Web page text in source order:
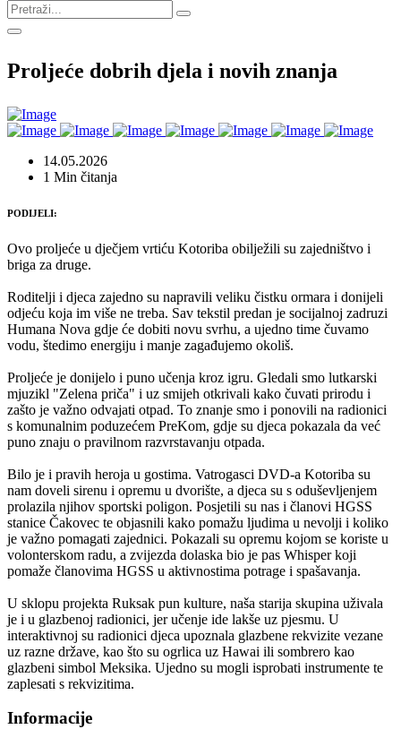
Proljeće dobrih djela i novih znanja
14.05.2026
1 Min čitanja
PODIJELI:
Ovo proljeće u dječjem vrtiću Kotoriba obilježili su zajedništvo i
briga za druge.
Roditelji i djeca zajedno su napravili veliku čistku ormara i donijeli
odjeću koja im više ne treba. Sav tekstil predan je socijalnoj zadruzi
Humana Nova gdje će dobiti novu svrhu, a ujedno time čuvamo
vodu, štedimo energiju i manje zagađujemo okoliš.
Proljeće je donijelo i puno učenja kroz igru. Gledali smo lutkarski
mjuzikl "Zelena priča" i uz smijeh otkrivali kako čuvati prirodu i
zašto je važno odvajati otpad. To znanje smo i ponovili na radionici
s komunalnim poduzećem PreKom, gdje su djeca pokazala da već
puno znaju o pravilnom razvrstavanju otpada.
Bilo je i pravih heroja u gostima. Vatrogasci DVD-a Kotoriba su
nam doveli sirenu i opremu u dvorište, a djeca su s oduševljenjem
prolazila njihov sportski poligon. Posjetili su nas i članovi HGSS
stanice Čakovec te objasnili kako pomažu ljudima u nevolji i koliko
je važno pomagati zajednici. Pokazali su opremu kojom se koriste u
volonterskom radu, a zvijezda dolaska bio je pas Whisper koji
pomaže članovima HGSS u aktivnostima potrage i spašavanja.
U sklopu projekta Ruksak pun kulture, naša starija skupina uživala
je i u glazbenoj radionici, jer učenje ide lakše uz pjesmu. U
interaktivnoj su radionici djeca upoznala glazbene rekvizite vezane
uz razne države, kao što su ogrlica uz Hawai ili sombrero kao
glazbeni simbol Meksika. Ujedno su mogli isprobati instrumente te
zaplesati s rekvizitima.
Informacije